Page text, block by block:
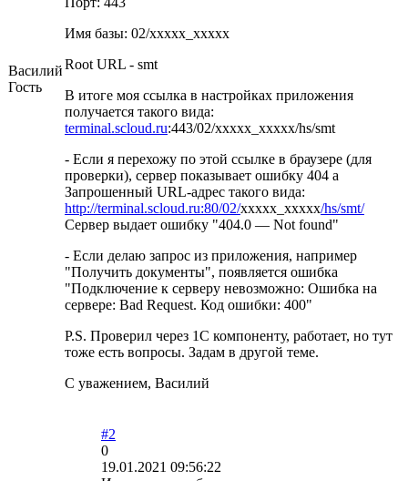
Василий
Гость
Имя базы: 02/xxxxx_xxxxx
Root URL - smt
В итоге моя ссылка в настройках приложения
получается такого вида:
terminal.scloud.ru:443/02/xxxxx_xxxxx/hs/smt
- Если я перехожу по этой ссылке в браузере (для
проверки), сервер показывает ошибку 404 а
Запрошенный URL-адрес такого вида:
http://terminal.scloud.ru:80/02/xxxxx_xxxxx/hs/smt/
Сервер выдает ошибку "404.0 — Not found"
- Если делаю запрос из приложения, например
"Получить документы", появляется ошибка
"Подключение к серверу невозможно: Ошибка на
сервере: Bad Request. Код ошибки: 400"
P.S. Проверил через 1С компоненту, работает, но тут
тоже есть вопросы. Задам в другой теме.
С уважением, Василий
#2
0
19.01.2021 09:56:22